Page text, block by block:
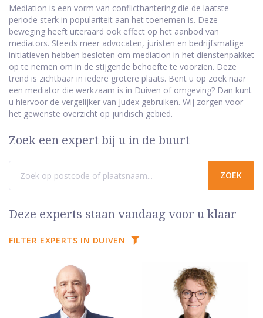
Mediation is een vorm van conflicthantering die de laatste
periode sterk in populariteit aan het toenemen is. Deze
beweging heeft uiteraard ook effect op het aanbod van
mediators. Steeds meer advocaten, juristen en bedrijfsmatige
initiatieven hebben besloten om mediation in het dienstenpakket
op te nemen om in de stijgende behoefte te voorzien. Deze
trend is zichtbaar in iedere grotere plaats. Bent u op zoek naar
een mediator die werkzaam is in Duiven of omgeving? Dan kunt
u hiervoor de vergelijker van Judex gebruiken. Wij zorgen voor
het gewenste overzicht op juridisch gebied.
Zoek een expert bij u in de buurt
Deze experts staan vandaag voor u klaar
FILTER EXPERTS IN DUIVEN